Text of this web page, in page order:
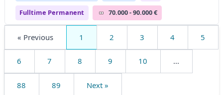
Fulltime Permanent 70.000 - 90.000 €
« Previous 1 2 3 4 5
6 7 8 9 10 ...
88 89 Next »